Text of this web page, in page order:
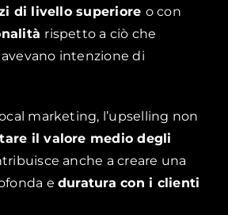
di livello superiore o con
rispetto a ciò che
intenzione di
marketing, l’upselling non
il valore medio degli
anche a creare una
e duratura con i clienti